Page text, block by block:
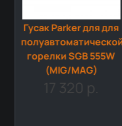
Гусак Parker для для
горелки SGB 555W
(MIG/MAG)
17 320 р.